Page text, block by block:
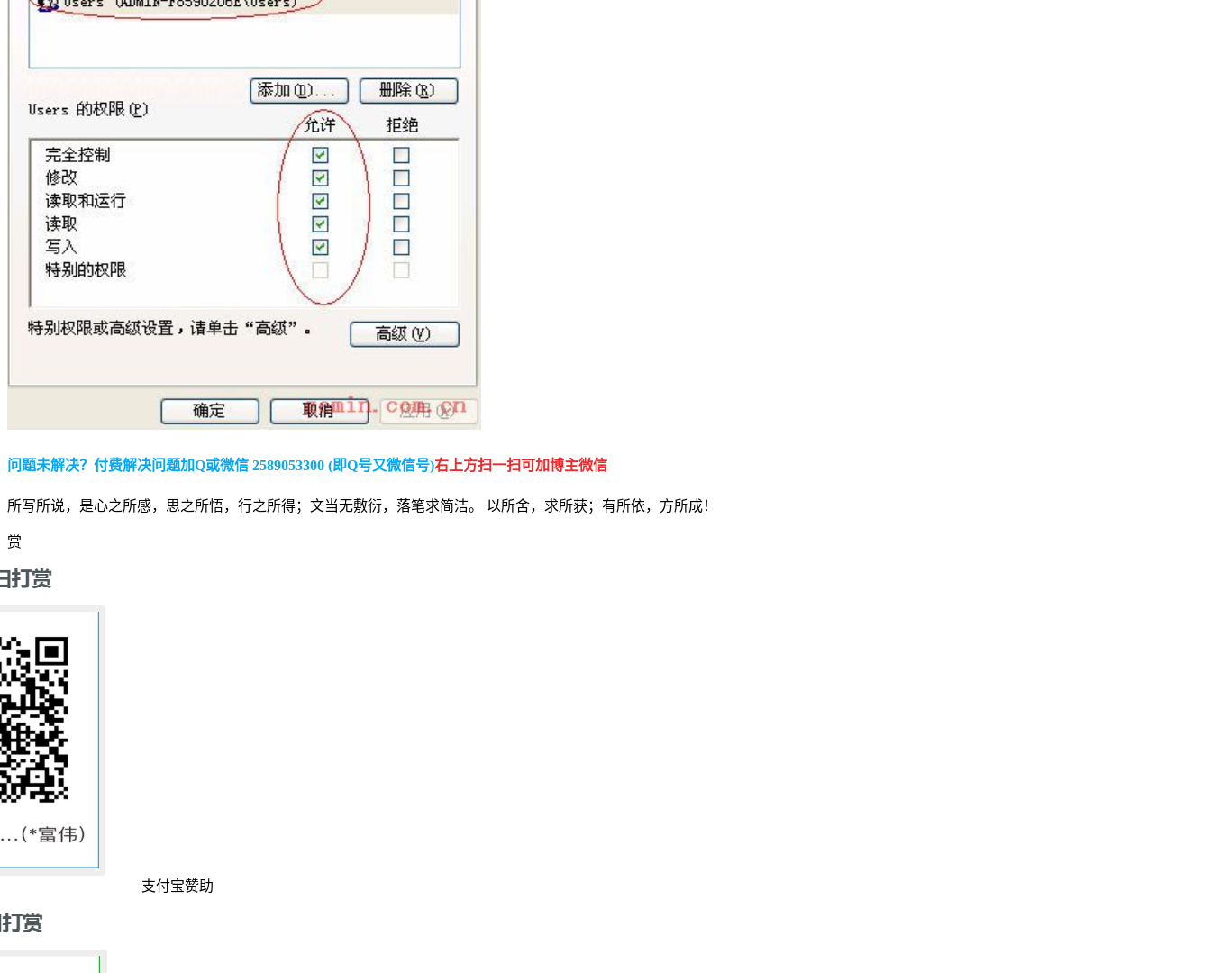
问题未解决？付费解决问题加Q或微信 2589053300 (即Q号又微信号)右上方扫一扫可加博主微信
所写所说，是心之所感，思之所悟，行之所得；文当无敷衍，落笔求简洁。 以所舍，求所获；有所依，方所成！
赏
支付宝赞助